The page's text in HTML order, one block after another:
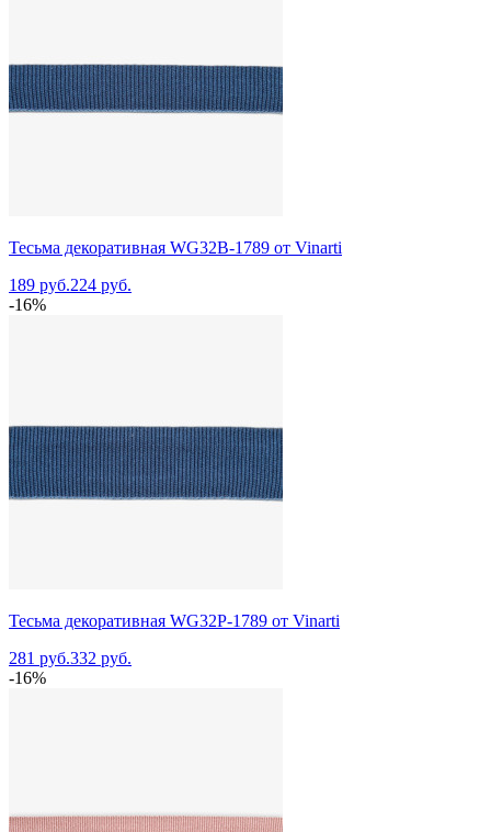
Тесьма декоративная WG32B-1789 от Vinarti
189 руб.224 руб.
-16%
Тесьма декоративная WG32P-1789 от Vinarti
281 руб.332 руб.
-16%